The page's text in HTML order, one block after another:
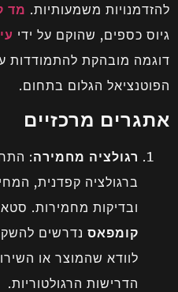
להזדמנויות משמעותיות. מד
גיוס כספים, שהוקם על ידי
דוגמה מובהקת להתמודדות
הפוטנציאל הגלום בתחום.
אתגרים מרכזיים
רגולציה מחמירה:
ברגולציה קפדנית,
ובדיקות מחמירות.
קומפאס נדרשים
לוודא שהמוצר או
הדרישות הרגולטוריות.